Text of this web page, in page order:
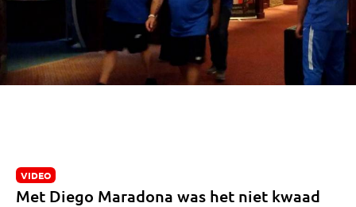
VIDEO
Met Diego Maradona was het niet kwaad